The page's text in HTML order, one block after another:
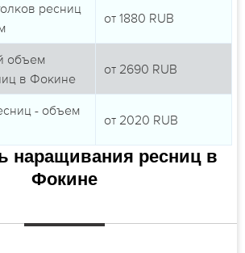
ресниц
от 1880 RUB
объем
в Фокине
от 2690 RUB
- объем
от 2020 RUB
наращивания ресниц в
Фокине